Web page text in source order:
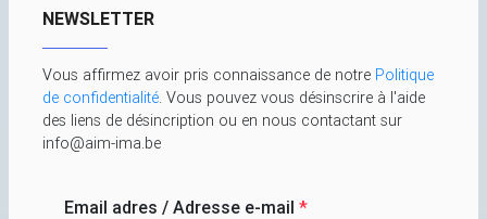
NEWSLETTER
Vous affirmez avoir pris connaissance de notre Politique
de confidentialité. Vous pouvez vous désinscrire à l'aide
des liens de désincription ou en nous contactant sur
info@aim-ima.be
Email adres / Adresse e-mail *